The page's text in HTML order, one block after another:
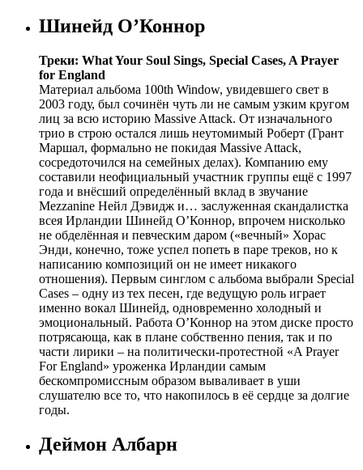
Шинейд О’Коннор
Треки: What Your Soul Sings, Special Cases, A Prayer
for England
Материал альбома 100th Window, увидевшего свет в
2003 году, был сочинён чуть ли не самым узким кругом
лиц за всю историю Massive Attack. От изначального
трио в строю остался лишь неутомимый Роберт (Грант
Маршал, формально не покидая Massive Attack,
сосредоточился на семейных делах). Компанию ему
составили неофициальный участник группы ещё с 1997
года и внёсший определённый вклад в звучание
Mezzanine Нейл Дэвидж и… заслуженная скандалистка
всея Ирландии Шинейд О’Коннор, впрочем нисколько
не обделённая и певческим даром («вечный» Хорас
Энди, конечно, тоже успел попеть в паре треков, но к
написанию композиций он не имеет никакого
отношения). Первым синглом с альбома выбрали Special
Cases – одну из тех песен, где ведущую роль играет
именно вокал Шинейд, одновременно холодный и
эмоциональный. Работа О’Коннор на этом диске просто
потрясающа, как в плане собственно пения, так и по
части лирики – на политически-протестной «A Prayer
For England» уроженка Ирландии самым
бескомпромиссным образом вываливает в уши
слушателю все то, что накопилось в её сердце за долгие
годы.
Деймон Албарн